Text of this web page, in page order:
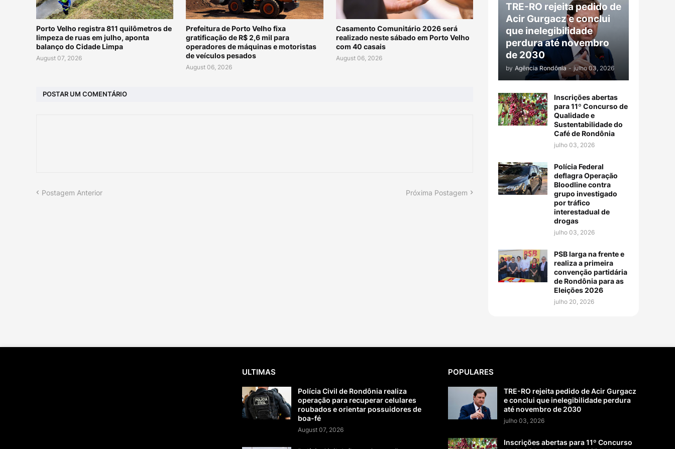
Porto Velho registra 811 quilômetros de
limpeza de ruas em julho, aponta
balanço do Cidade Limpa
August 07, 2026
Prefeitura de Porto Velho fixa
gratificação de R$ 2,6 mil para
operadores de máquinas e motoristas
de veículos pesados
August 06, 2026
Casamento Comunitário 2026 será
realizado neste sábado em Porto Velho
com 40 casais
August 06, 2026
POSTAR UM COMENTÁRIO
Postagem Anterior Próxima Postagem
TRE-RO rejeita pedido de
Acir Gurgacz e conclui
que inelegibilidade
perdura até novembro
de 2030
by Agência Rondônia - julho 03, 2026
Inscrições abertas
para 11º Concurso de
Qualidade e
Sustentabilidade do
Café de Rondônia
julho 03, 2026
Polícia Federal
deflagra Operação
Bloodline contra
grupo investigado
por tráfico
interestadual de
drogas
julho 03, 2026
PSB larga na frente e
realiza a primeira
convenção partidária
de Rondônia para as
Eleições 2026
julho 20, 2026
ULTIMAS
Polícia Civil de Rondônia realiza
operação para recuperar celulares
roubados e orientar possuidores de
boa-fé
August 07, 2026
POPULARES
TRE-RO rejeita pedido de Acir Gurgacz
e conclui que inelegibilidade perdura
até novembro de 2030
julho 03, 2026
Inscrições abertas para 11º Concurso